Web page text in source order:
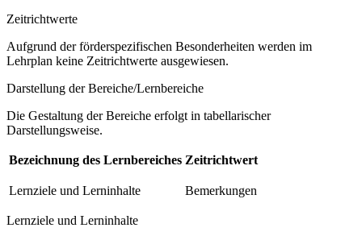
Zeitrichtwerte
Aufgrund der förderspezifischen Besonderheiten werden im
Lehrplan keine Zeitrichtwerte ausgewiesen.
Darstellung der Bereiche/Lernbereiche
Die Gestaltung der Bereiche erfolgt in tabellarischer
Darstellungsweise.
Bezeichnung des Lernbereiches Zeitrichtwert
Lernziele und Lerninhalte Bemerkungen
Lernziele und Lerninhalte